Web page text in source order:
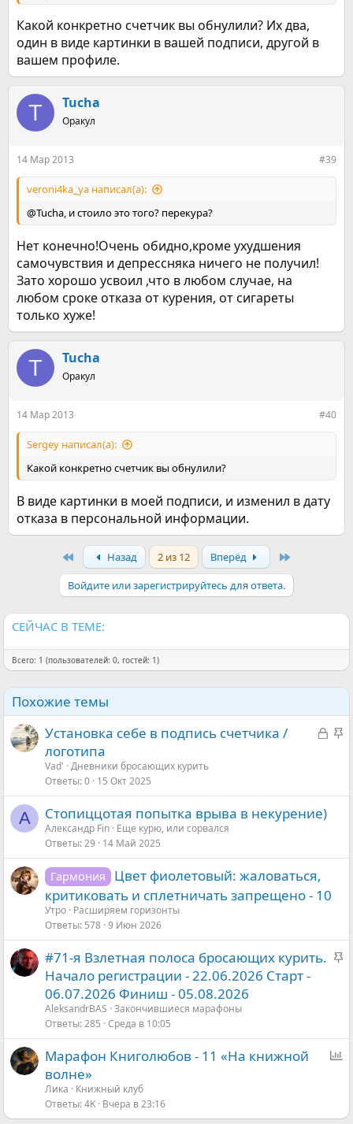
Какой конкретно счетчик вы обнулили? Их два,
один в виде картинки в вашей подписи, другой в
вашем профиле.
T Tucha
Оракул
14 Мар 2013 #39
veroni4ka_ya написал(а):
@Tucha, и стоило это того? перекура?
Нет конечно!Очень обидно,кроме ухудшения
самочувствия и депрессняка ничего не получил!
Зато хорошо усвоил ,что в любом случае, на
любом сроке отказа от курения, от сигареты
только хуже!
T Tucha
Оракул
14 Мар 2013 #40
Sergey написал(а):
Какой конкретно счетчик вы обнулили?
В виде картинки в моей подписи, и изменил в дату
отказа в персональной информации.
Назад 2 из 12 Вперёд
Войдите или зарегистрируйтесь для ответа.
СЕЙЧАС В ТЕМЕ:
Всего: 1 (пользователей: 0, гостей: 1)
Похожие темы
З
ы
З
е
Установка себе в подпись счетчика /
логотипа
Vad' Дневники бросающих курить
Ответы 0 15 Окт 2025
А Стопиццотая попытка врыва в некурение)
Александр Fin Еще курю, или сорвался
Ответы 29 14 Май 2025
Гармония
Цвет фиолетовый: жаловаться,
критиковать и сплетничать запрещено - 10
Утро Расширяем горизонты
Ответы 578 9 Июн 2026
З
п
л
о
#71-я Взлетная полоса бросающих курить.
Начало регистрации - 22.06.2026 Старт -
06.07.2026 Финиш - 05.08.2026
AleksandrBАS Закончившиеся марафоны
Ответы 285 Среда в 10:05
О
Марафон Книголюбов - 11 «На книжной
волне»
Ликa
Книжный клуб
Ответы 4K Вчера в 23:16